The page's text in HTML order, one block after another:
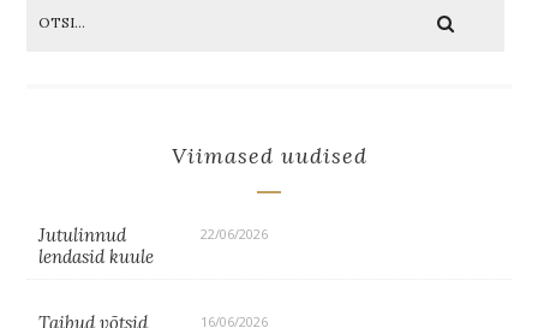
Viimased uudised
Jutulinnud
lendasid kuule
22/06/2026
Taibud võtsid
16/06/2026